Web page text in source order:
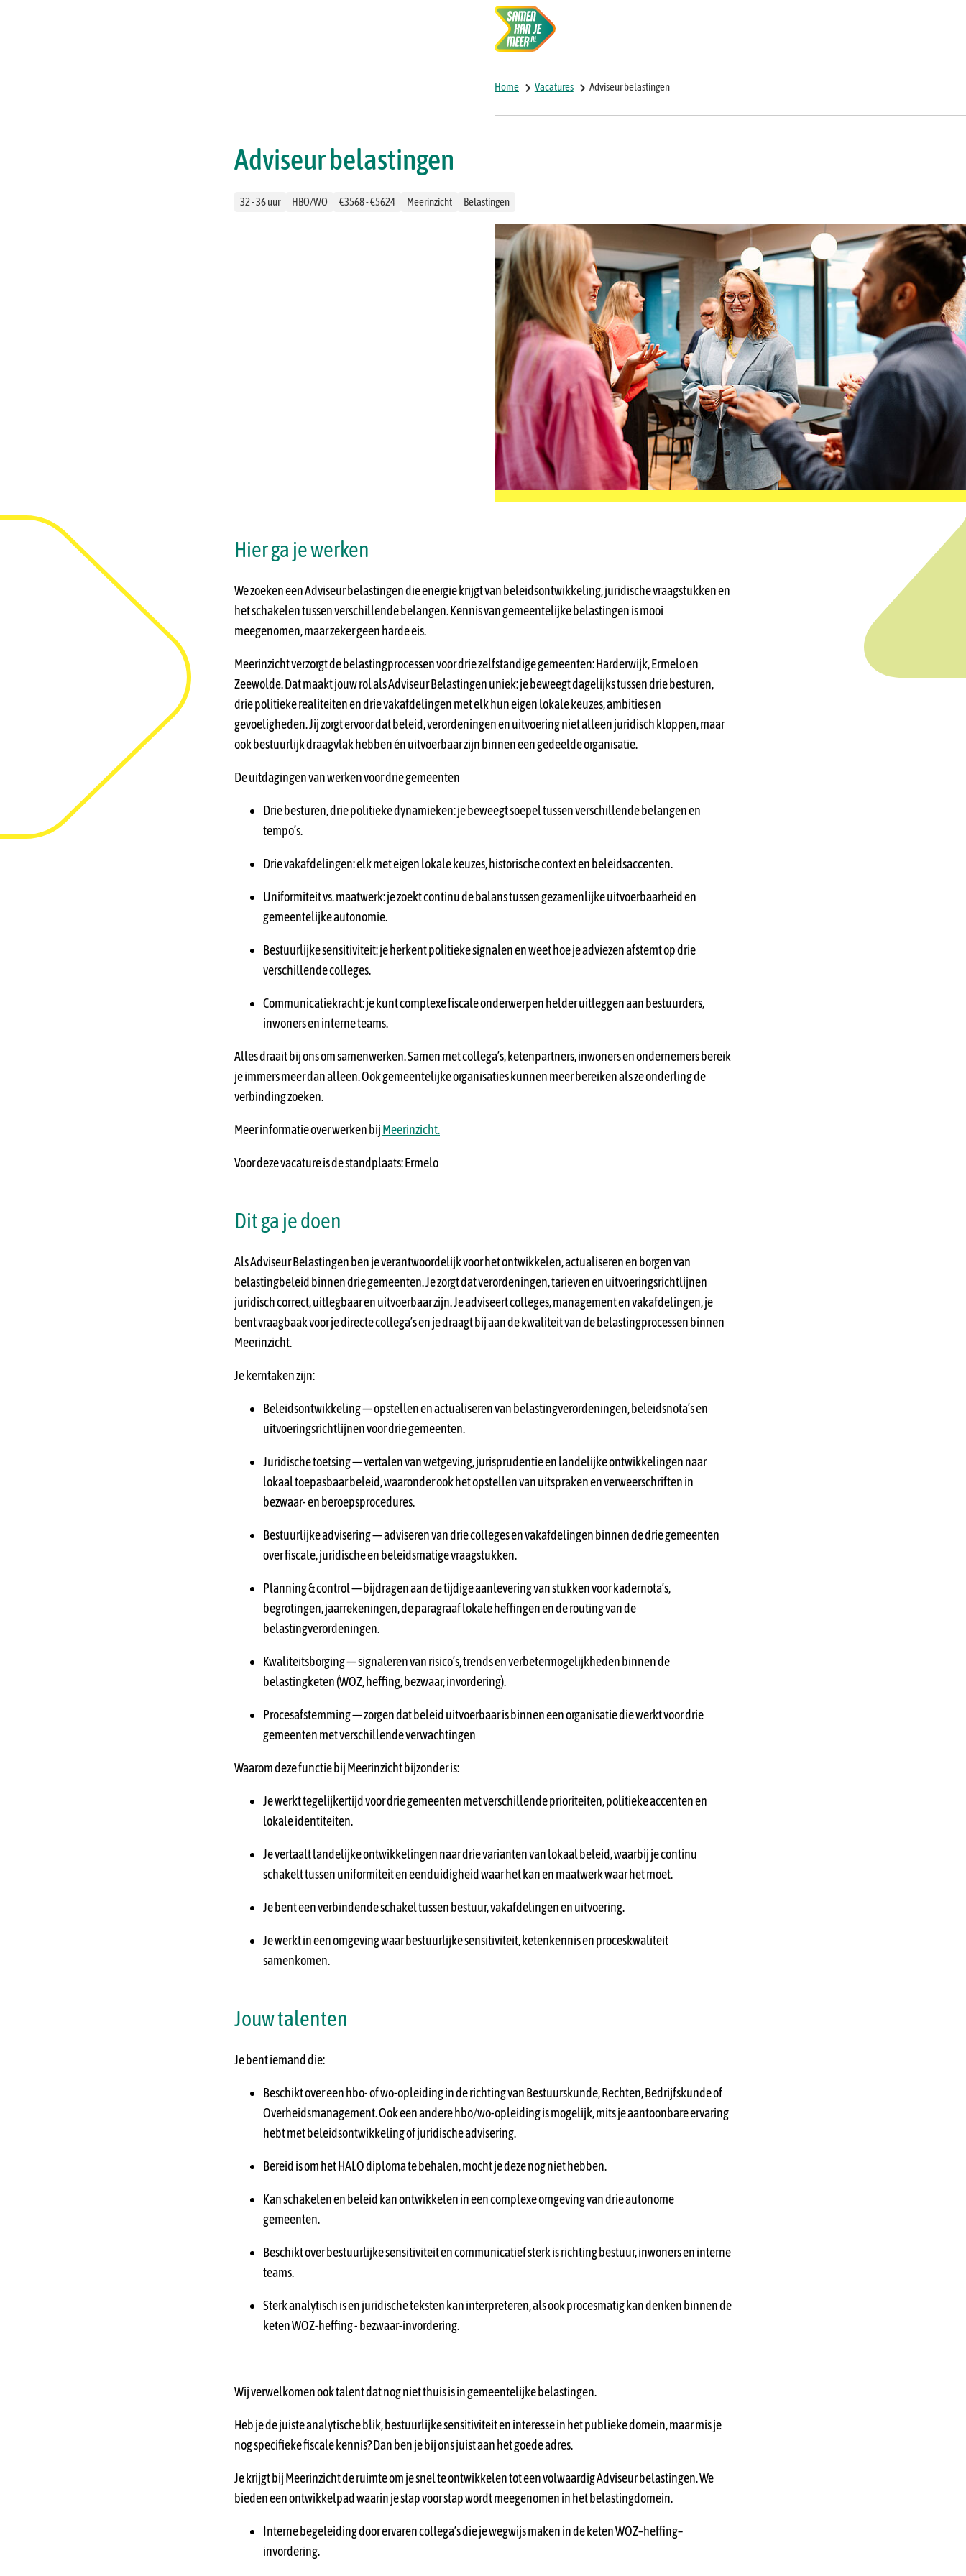
Home Vacatures Adviseur belastingen
Adviseur belastingen
32 - 36 uur HBO/WO €3568 - €5624 Meerinzicht Belastingen
Hier ga je werken
We zoeken een Adviseur belastingen die energie krijgt van beleidsontwikkeling, juridische vraagstukken en
het schakelen tussen verschillende belangen. Kennis van gemeentelijke belastingen is mooi
meegenomen, maar zeker geen harde eis.
Meerinzicht verzorgt de belastingprocessen voor drie zelfstandige gemeenten: Harderwijk, Ermelo en
Zeewolde. Dat maakt jouw rol als Adviseur Belastingen uniek: je beweegt dagelijks tussen drie besturen,
drie politieke realiteiten en drie vakafdelingen met elk hun eigen lokale keuzes, ambities en
gevoeligheden. Jij zorgt ervoor dat beleid, verordeningen en uitvoering niet alleen juridisch kloppen, maar
ook bestuurlijk draagvlak hebben én uitvoerbaar zijn binnen een gedeelde organisatie.
De uitdagingen van werken voor drie gemeenten
Drie besturen, drie politieke dynamieken: je beweegt soepel tussen verschillende belangen en
tempo’s.
Drie vakafdelingen: elk met eigen lokale keuzes, historische context en beleidsaccenten.
Uniformiteit vs. maatwerk: je zoekt continu de balans tussen gezamenlijke uitvoerbaarheid en
gemeentelijke autonomie.
Bestuurlijke sensitiviteit: je herkent politieke signalen en weet hoe je adviezen afstemt op drie
verschillende colleges.
Communicatiekracht: je kunt complexe fiscale onderwerpen helder uitleggen aan bestuurders,
inwoners en interne teams.
Alles draait bij ons om samenwerken. Samen met collega’s, ketenpartners, inwoners en ondernemers bereik
je immers meer dan alleen. Ook gemeentelijke organisaties kunnen meer bereiken als ze onderling de
verbinding zoeken.
Meer informatie over werken bijMeerinzicht.
Voor deze vacature is de standplaats: Ermelo
Dit ga je doen
Als Adviseur Belastingen ben je verantwoordelijk voor het ontwikkelen, actualiseren en borgen van
belastingbeleid binnen drie gemeenten. Je zorgt dat verordeningen, tarieven en uitvoeringsrichtlijnen
juridisch correct, uitlegbaar en uitvoerbaar zijn. Je adviseert colleges, management en vakafdelingen, je
bent vraagbaak voor je directe collega’s en je draagt bij aan de kwaliteit van de belastingprocessen binnen
Meerinzicht.
Je kerntaken zijn:
Beleidsontwikkeling — opstellen en actualiseren van belastingverordeningen, beleidsnota’s en
uitvoeringsrichtlijnen voor drie gemeenten.
Juridische toetsing — vertalen van wetgeving, jurisprudentie en landelijke ontwikkelingen naar
lokaal toepasbaar beleid, waaronder ook het opstellen van uitspraken en verweerschriften in
bezwaar- en beroepsprocedures.
Bestuurlijke advisering — adviseren van drie colleges en vakafdelingen binnen de drie gemeenten
over fiscale, juridische en beleidsmatige vraagstukken.
Planning & control — bijdragen aan de tijdige aanlevering van stukken voor kadernota’s,
begrotingen, jaarrekeningen, de paragraaf lokale heffingen en de routing van de
belastingverordeningen.
Kwaliteitsborging — signaleren van risico’s, trends en verbetermogelijkheden binnen de
belastingketen (WOZ, heffing, bezwaar, invordering).
Procesafstemming — zorgen dat beleid uitvoerbaar is binnen een organisatie die werkt voor drie
gemeenten met verschillende verwachtingen
Waarom deze functie bij Meerinzicht bijzonder is:
Je werkt tegelijkertijd voor drie gemeenten met verschillende prioriteiten, politieke accenten en
lokale identiteiten.
Je vertaalt landelijke ontwikkelingen naar drie varianten van lokaal beleid, waarbij je continu
schakelt tussen uniformiteit en eenduidigheid waar het kan en maatwerk waar het moet.
Je bent een verbindende schakel tussen bestuur, vakafdelingen en uitvoering.
Je werkt in een omgeving waar bestuurlijke sensitiviteit, ketenkennis en proceskwaliteit
samenkomen.
Jouw talenten
Je bent iemand die:
Beschikt over een hbo- of wo-opleiding in de richting van Bestuurskunde, Rechten, Bedrijfskunde of
Overheidsmanagement. Ook een andere hbo/wo-opleiding is mogelijk, mits je aantoonbare ervaring
hebt met beleidsontwikkeling of juridische advisering.
Bereid is om het HALO diploma te behalen, mocht je deze nog niet hebben.
Kan schakelen en beleid kan ontwikkelen in een complexe omgeving van drie autonome
gemeenten.
Beschikt over bestuurlijke sensitiviteit en communicatief sterk is richting bestuur, inwoners en interne
teams.
Sterk analytisch is en juridische teksten kan interpreteren, als ook procesmatig kan denken binnen de
keten WOZ-heffing - bezwaar-invordering.
Wij verwelkomen ook talent dat nog niet thuis is in gemeentelijke belastingen.
Heb je de juiste analytische blik, bestuurlijke sensitiviteit en interesse in het publieke domein, maar mis je
nog specifieke fiscale kennis? Dan ben je bij ons juist aan het goede adres.
Je krijgt bij Meerinzicht de ruimte om je snel te ontwikkelen tot een volwaardig Adviseur belastingen. We
bieden een ontwikkelpad waarin je stap voor stap wordt meegenomen in het belastingdomein.
Interne begeleiding door ervaren collega’s die je wegwijs maken in de keten WOZ–heffing–
invordering.